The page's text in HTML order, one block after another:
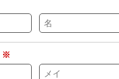
※